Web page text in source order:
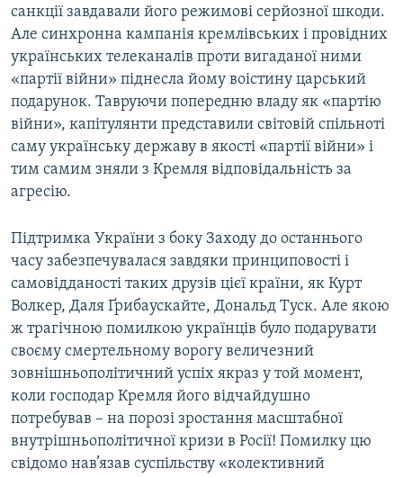
санкції завдавали його режимові серйозної шкоди.
Але синхронна кампанія кремлівських і провідних
українських телеканалів проти вигаданої ними
«партії війни» піднесла йому воістину царський
подарунок. Тавруючи попередню владу як «партію
війни», капітулянти представили світовій спільноті
саму українську державу в якості «партії війни» і
тим самим зняли з Кремля відповідальність за
агресію.
Підтримка України з боку Заходу до останнього
часу забезпечувалася завдяки принциповості і
самовідданості таких друзів цієї країни, як Курт
Волкер, Даля Ґрибаускайте, Дональд Туск. Але якою
ж трагічною помилкою українців було подарувати
своєму смертельному ворогу величезний
зовнішньополітичний успіх якраз у той момент,
коли господар Кремля його відчайдушно
потребував – на порозі зростання масштабної
внутрішньополітичної кризи в Росії! Помилку цю
свідомо нав’язав суспільству «колективний